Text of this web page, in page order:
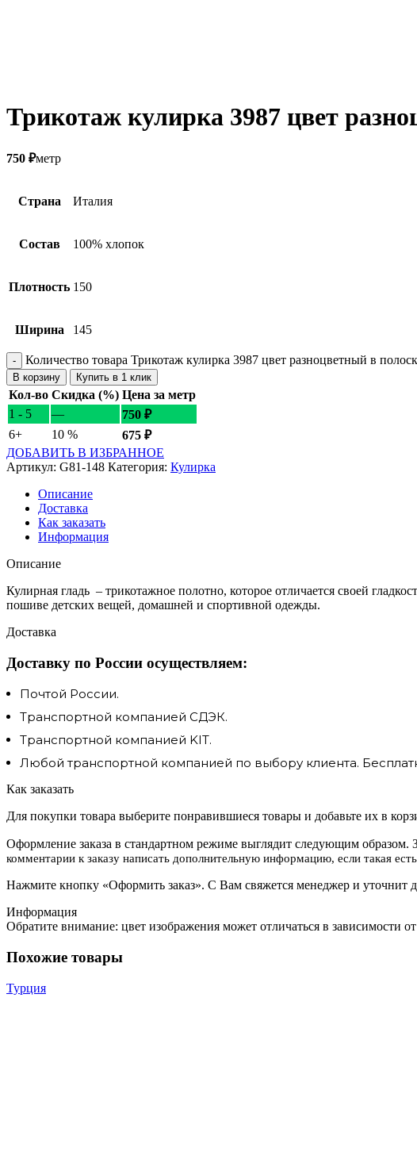
Трикотаж кулирка 3987 цвет
750 ₽метр
Страна Италия
Состав 100% хлопок
Плотность 150
Ширина 145
Количество товара Трикотаж кулирка 3987 цвет разноцветный в
В корзину Купить в 1 клик
Кол-во Скидка (%) Цена за метр
1 - 5
— 750 ₽
6+
10 % 675 ₽
ДОБАВИТЬ В ИЗБРАННОЕ
Артикул: G81-148 Категория: Кулирка
Описание
Доставка
Как заказать
Информация
Описание
Кулирная гладь – трикотажное полотно, которое отличается своей
пошиве детских вещей, домашней и спортивной одежды.
Доставка
Доставку по России осуществляем:
Почтой России.
Транспортной компанией СДЭК.
Транспортной компанией KIT.
Любой транспортной компанией по выбору клиента.
Как заказать
Для покупки товара выберите понравившиеся товары и добавьте их в
Оформление заказа в стандартном режиме выглядит следующим
комментарии к заказу написать дополнительную информацию, если такая
Нажмите кнопку «Оформить заказ». С Вам свяжется менеджер и уточнит
Информация
Обратите внимание: цвет изображения может отличаться в зависимости
Похожие товары
Турция